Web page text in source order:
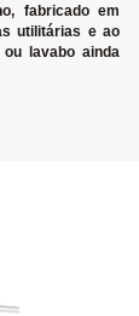
fabricado em
utilitárias e ao
lavabo ainda